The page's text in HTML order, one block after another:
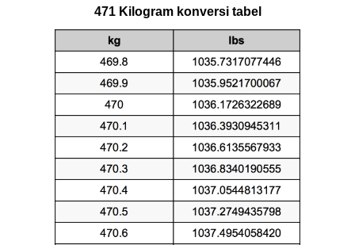
471 Kilogram konversi tabel